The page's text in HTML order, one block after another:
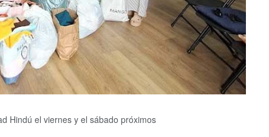
Hindú el viernes y el sábado próximos